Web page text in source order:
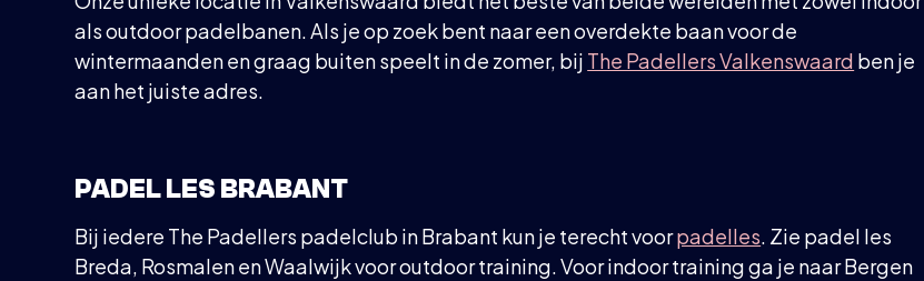
als outdoor padelbanen. Als je op zoek bent naar een overdekte baan voor de
wintermaanden en graag buiten speelt in de zomer, bij The Padellers Valkenswaard ben je
aan het juiste adres.
PADEL LES BRABANT
Bij iedere The Padellers padelclub in Brabant kun je terecht voorpadelles. Zie padel les
Breda, Rosmalen en Waalwijk voor outdoor training. Voor indoor training ga je naar Bergen